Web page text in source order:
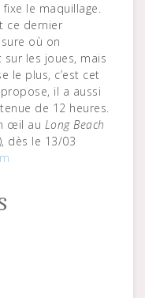
le maquillage.
ce dernier
où on
les joues, mais
le plus, c’est cet
il a aussi
de 12 heures.
œil au Long Beach
dès le 13/03